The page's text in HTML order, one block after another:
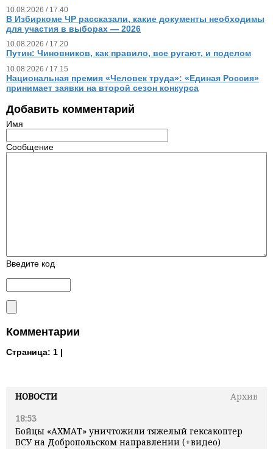
НОВОСТИ
Архив
18:53
Бойцы «АХМАТ» уничтожили тяжелый гексакоптер
ВСУ на Добропольском направлении (+видео)
10.08.2026 / 17.40
В Избиркоме ЧР рассказали, какие документы необходимы
для участия в выборах — 2026
10.08.2026 / 17.20
Путин: Чиновников, как правило, все ругают, и поделом
10.08.2026 / 17.15
Национальная премия «Человек труда»: «Единая Россия»
принимает заявки на второй сезон конкурса
Добавить комментарий
Имя
Сообщение
Введите код
Комментарии
Страница: 1 |